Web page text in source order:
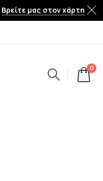
Βρείτε μας στον χάρτη
0